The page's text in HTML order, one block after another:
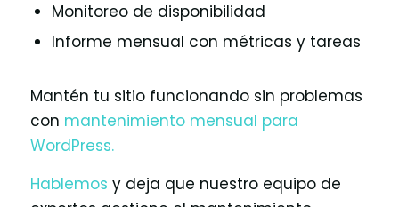
Monitoreo de disponibilidad
Informe mensual con métricas y tareas
Mantén tu sitio funcionando sin problemas
con mantenimiento mensual para
WordPress.
Hablemos y deja que nuestro equipo de